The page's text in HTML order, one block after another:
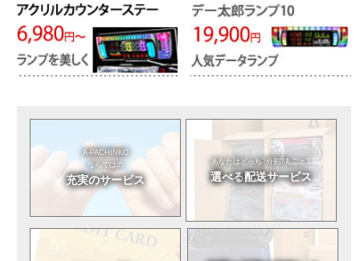
A-PACHINKO
ならではの
充実のサービス
あなたはどっち?分割?丸ごと?
選べる配送サービス